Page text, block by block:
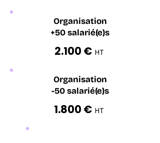
Organisation
+50 salarié(e)s
2.100 € HT
Organisation
-50 salarié(e)s
1.800 € HT